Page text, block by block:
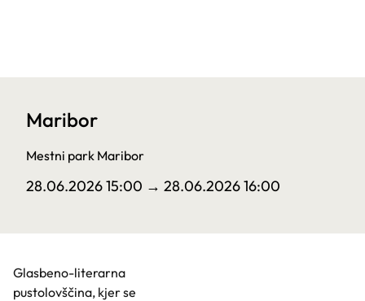
Maribor
Mestni park Maribor
28.06.2026 15:00 → 28.06.2026 16:00
Glasbeno-literarna
pustolovščina, kjer se